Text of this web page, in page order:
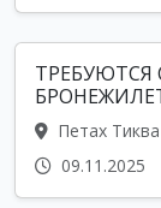
Петах Тиква
09.11.2025